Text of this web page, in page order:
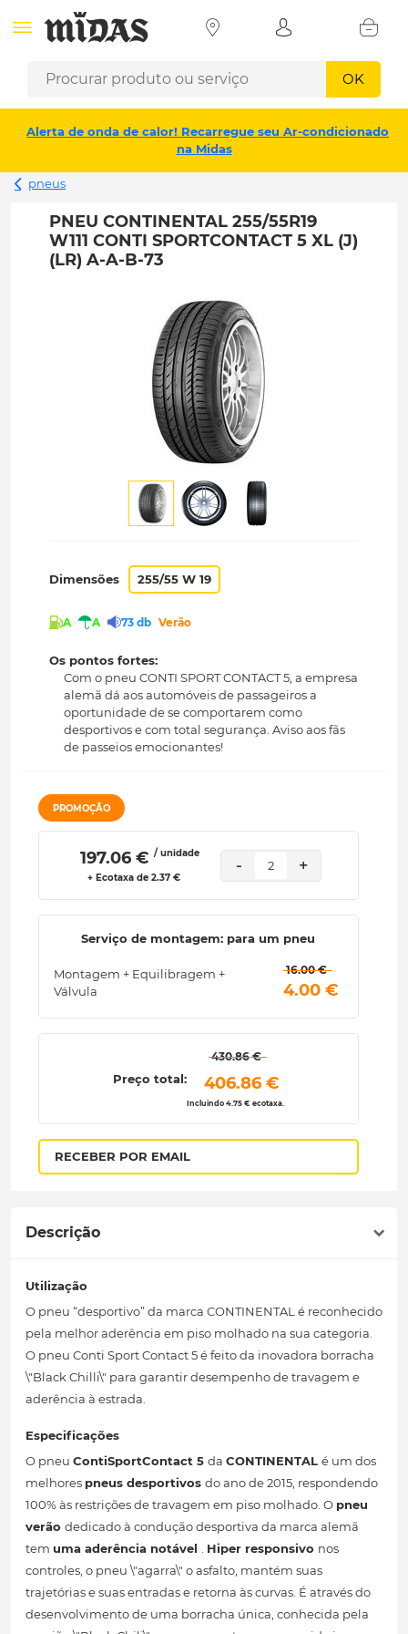
OK
Alerta de onda de calor! Recarregue seu Ar-condicionado
na Midas
pneus
PNEU CONTINENTAL 255/55R19
W111 CONTI SPORTCONTACT 5 XL (J)
(LR) A-A-B-73
Dimensões 255/55 W 19
A A 73 db Verão
Os pontos fortes:
Com o pneu CONTI SPORT CONTACT 5, a empresa
alemã dá aos automóveis de passageiros a
oportunidade de se comportarem como
desportivos e com total segurança. Aviso aos fãs
de passeios emocionantes!
PROMOÇÃO
197.06 € / unidade
+ Ecotaxa de 2.37 €
- 2 +
Serviço de montagem: para um pneu
Montagem + Equilibragem +
Válvula
16.00 €
4.00 €
Preço total:
430.86 €
406.86 €
Incluindo 4.75 € ecotaxa.
RECEBER POR EMAIL
Descrição
Utilização
O pneu “desportivo” da marca CONTINENTAL é reconhecido
pela melhor aderência em piso molhado na sua categoria.
O pneu Conti Sport Contact 5 é feito da inovadora borracha
\"Black Chilli\" para garantir desempenho de travagem e
aderência à estrada.
Especificações
O pneu ContiSportContact 5 da CONTINENTAL é um dos
melhores pneus desportivos do ano de 2015, respondendo
100% às restrições de travagem em piso molhado. O pneu
verão dedicado à condução desportiva da marca alemã
tem uma aderência notável . Hiper responsivo nos
controles, o pneu \"agarra\" o asfalto, mantém suas
trajetórias e suas entradas e retorna às curvas. É através do
desenvolvimento de uma borracha única, conhecida pela